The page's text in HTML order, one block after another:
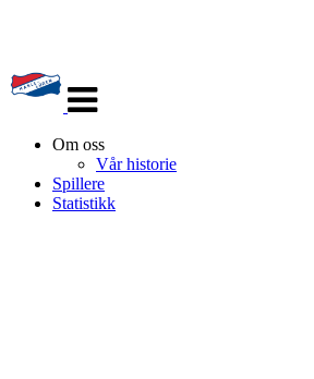
navigasjon
Om oss
Vår historie
Spillere
Statistikk